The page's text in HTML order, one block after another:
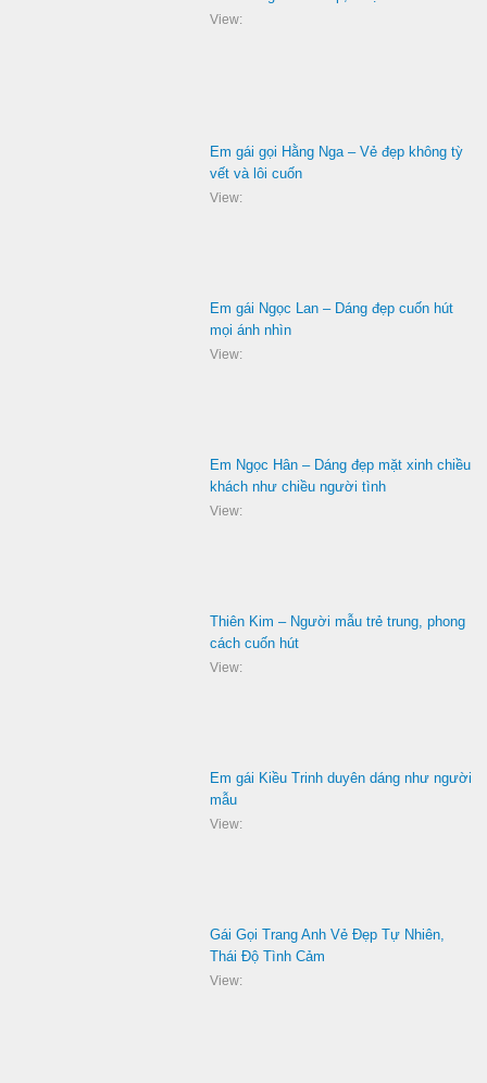
View:
Em gái gọi Hằng Nga – Vẻ đẹp không tỳ
vết và lôi cuốn
View:
Em gái Ngọc Lan – Dáng đẹp cuốn hút
mọi ánh nhìn
View:
Em Ngọc Hân – Dáng đẹp mặt xinh chiều
khách như chiều người tình
View:
Thiên Kim – Người mẫu trẻ trung, phong
cách cuốn hút
View:
Em gái Kiều Trinh duyên dáng như người
mẫu
View:
Gái Gọi Trang Anh Vẻ Đẹp Tự Nhiên,
Thái Độ Tình Cảm
View: